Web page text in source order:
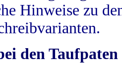
Hinweise zu
den Taufpaten